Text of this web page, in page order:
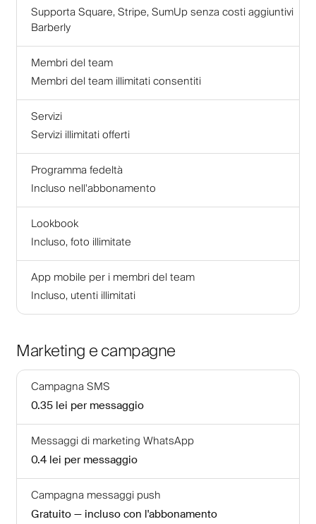
Supporta Square, Stripe, SumUp senza costi aggiuntivi
Barberly
Membri del team
Membri del team illimitati consentiti
Servizi
Servizi illimitati offerti
Programma fedeltà
Incluso nell'abbonamento
Lookbook
Incluso, foto illimitate
App mobile per i membri del team
Incluso, utenti illimitati
Marketing e campagne
Campagna SMS
0.35 lei per messaggio
Messaggi di marketing WhatsApp
0.4 lei per messaggio
Campagna messaggi push
Gratuito — incluso con l'abbonamento